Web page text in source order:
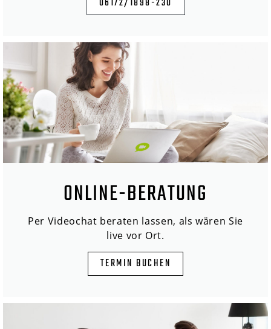
ONLINE-BERATUNG
Per Videochat beraten lassen, als wären Sie
live vor Ort.
TERMIN BUCHEN